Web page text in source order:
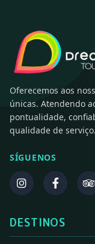
Oferecemos aos
únicas. Atendendo
pontualidade,
qualidade de serviço.
SÍGUENOS
DESTINOS